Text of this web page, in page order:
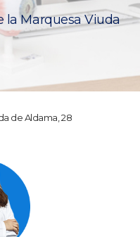
la Marquesa Viuda
de Aldama, 28